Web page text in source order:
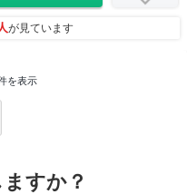
が見ています
を表示
すか？